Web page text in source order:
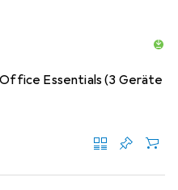
Essentials (3 Geräte